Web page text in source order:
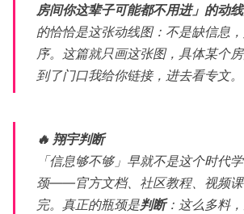
房间你这辈子可能都不用进」的动
的恰恰是这张动线图：不是缺信息
序。这篇就只画这张图，具体某个
到了门口我给你链接，进去看专文。
🔥 翔宇判断
「信息够不够」早就不是这个时代
颈——官方文档、社区教程、视频
完。真正的瓶颈是判断：这么多料，